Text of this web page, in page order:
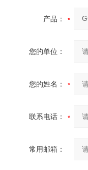
产品：
您的单位：
您的姓名：
联系电话：
常用邮箱：